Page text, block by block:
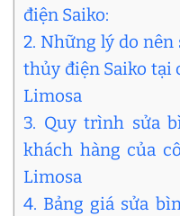
điện Saiko:
2. Những lý do
thủy điện Saiko tại
Limosa
3. Quy trình sửa
khách hàng của
Limosa
4. Bảng giá sửa